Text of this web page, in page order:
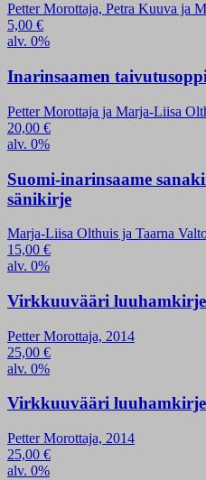
Petter Morottaja, Petra Kuuva ja
5,00 €
alv. 0%
Inarinsaamen taivutusoppi
Petter Morottaja ja Marja-Liisa
20,00 €
alv. 0%
Suomi-inarinsaame
sänikirje
Marja-Liisa Olthuis ja Taarna
15,00 €
alv. 0%
Virkkuuvääri
Petter Morottaja, 2014
25,00 €
alv. 0%
Virkkuuvääri luuhamkirje
Petter Morottaja, 2014
25,00 €
alv. 0%